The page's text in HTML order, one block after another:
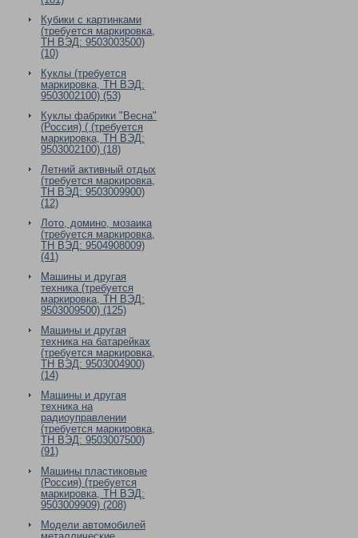
Кубики с картинками
(требуется маркировка,
ТН ВЭД: 9503003500)
(10)
Куклы (требуется
маркировка, ТН ВЭД:
9503002100) (53)
Куклы фабрики "Весна"
(Россия) ( (требуется
маркировка, ТН ВЭД:
9503002100) (18)
Летний активный отдых
(требуется маркировка,
ТН ВЭД: 9503009900)
(12)
Лото, домино, мозаика
(требуется маркировка,
ТН ВЭД: 9504908009)
(41)
Машины и другая
техника (требуется
маркировка, ТН ВЭД:
9503009500) (125)
Машины и другая
техника на батарейках
(требуется маркировка,
ТН ВЭД: 9503004900)
(14)
Машины и другая
техника на
радиоуправлении
(требуется маркировка,
ТН ВЭД: 9503007500)
(91)
Машины пластиковые
(Россия) (требуется
маркировка, ТН ВЭД:
9503009909) (208)
Модели автомобилей